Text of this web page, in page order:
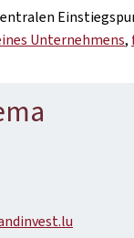
Unternehmens,